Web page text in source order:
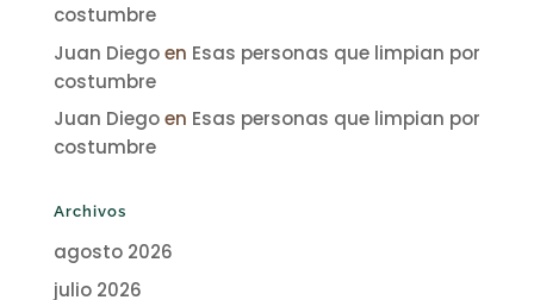
costumbre
Juan Diegoen Esas personas que limpian por
costumbre
Juan Diegoen Esas personas que limpian por
costumbre
Archivos
agosto 2026
julio 2026